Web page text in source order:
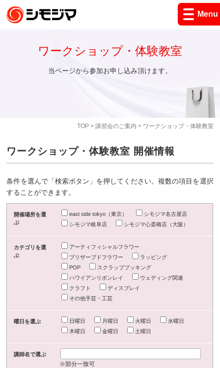
Menu
TOP> 講習会のご案内 > ワークショップ・体験教室
ワークショップ・体験教室
当ページから参加お申し込み頂けます。
ワークショップ・体験教室 開催情報
条件を選んで「検索ボタン」を押してください。複数の項目を選択
することができます。
開催場所を選
ぶ
east side tokyo（東京）
シモジマ名古屋店
シモジマ岐阜店
シモジマ心斎橋店（大阪）
カテゴリを選
ぶ
アーティフィシャルフラワー
プリザーブドフラワー
ラッピング
POP
スクラップブッキング
ハワイアンリボンレイ
ウェディング関連
クラフト
ディスプレイ
その他手芸・工芸
曜日を選ぶ 日曜日 月曜日 火曜日
水曜日
木曜日
金曜日 土曜日
講師名で選ぶ
※部分一致可